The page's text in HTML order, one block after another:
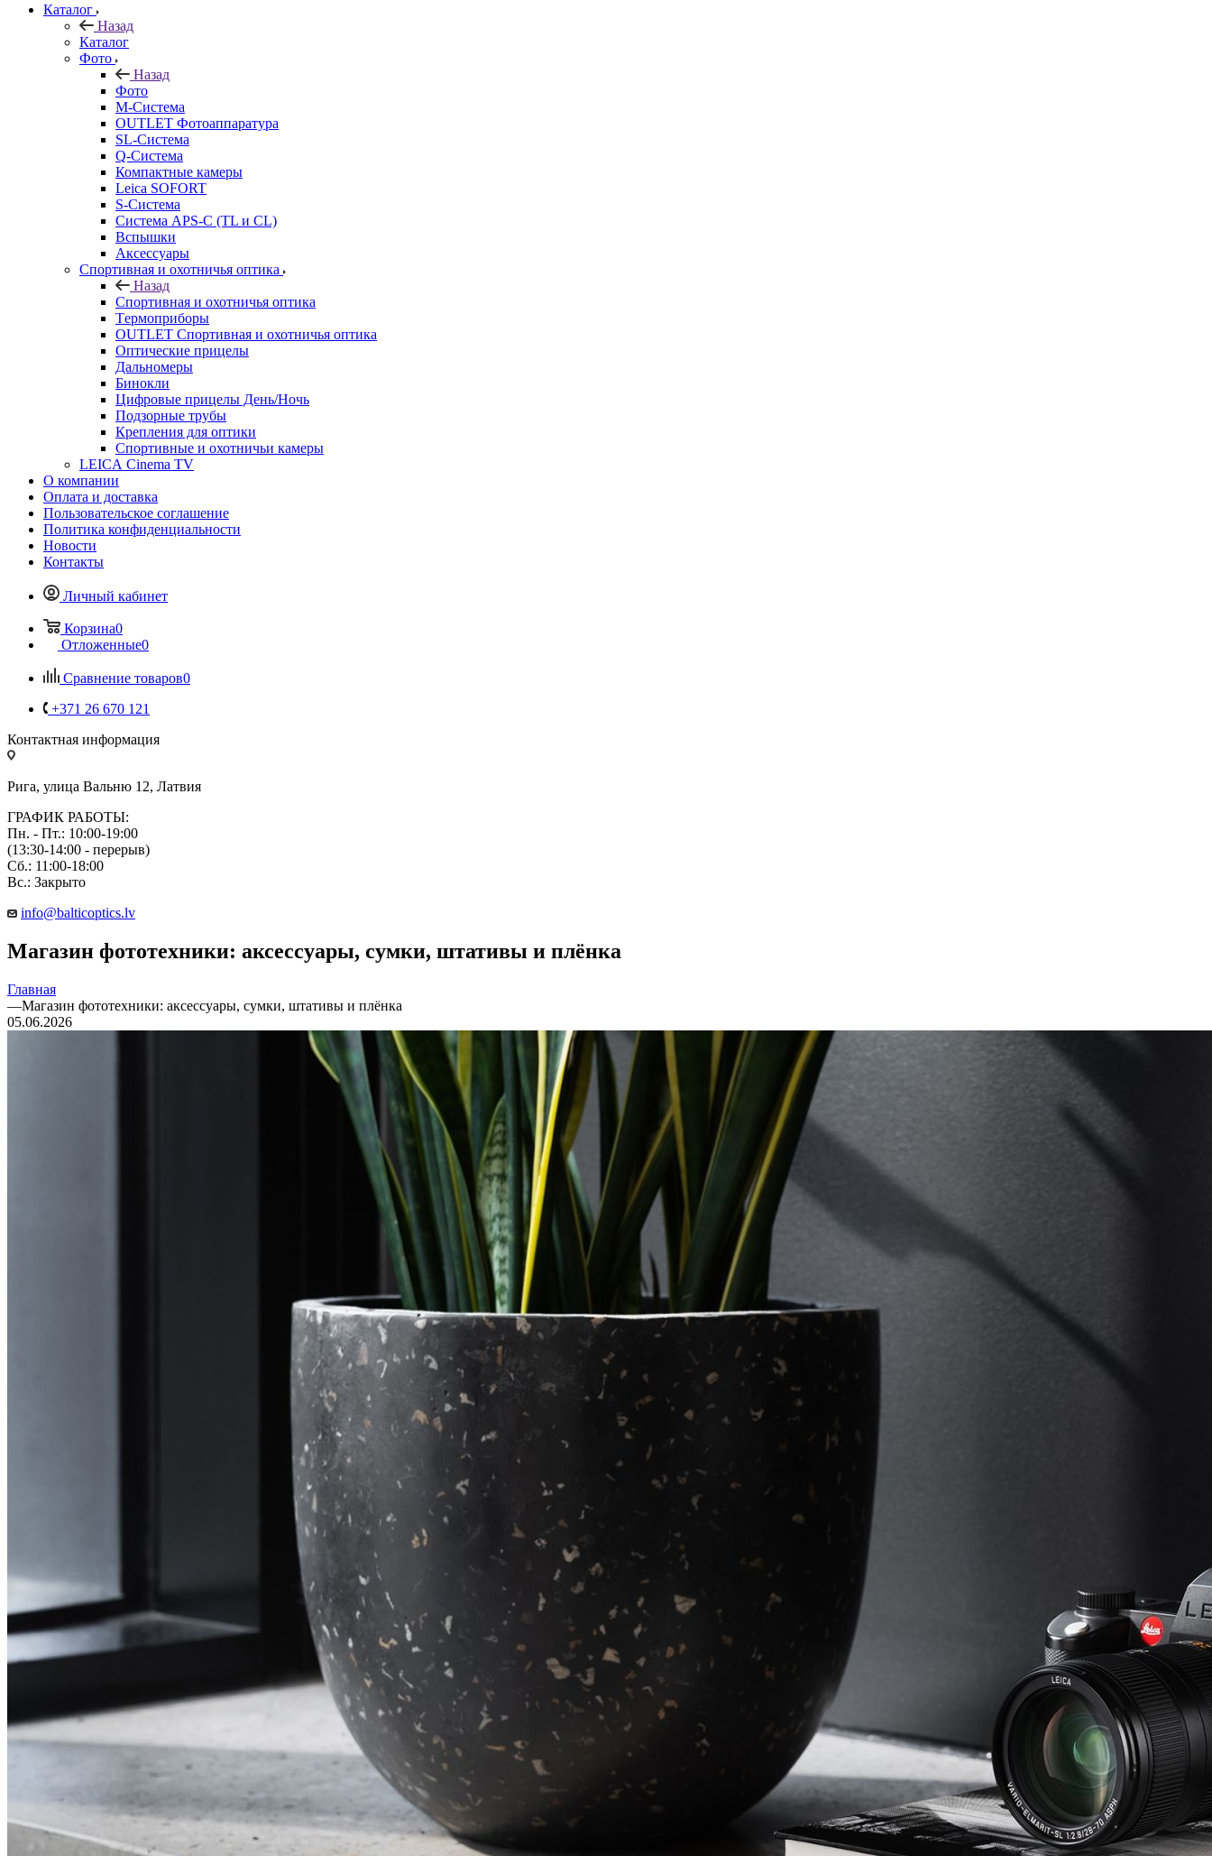
Каталог
Назад
Каталог
Фото
Назад
Фото
M-Система
OUTLET Фотоаппаратура
SL-Система
Q-Cистема
Компактные камеры
Leica SOFORT
S-Система
Система APS-C (TL и CL)
Вспышки
Аксессуары
Спортивная и охотничья оптика
Назад
Спортивная и охотничья оптика
Tермоприборы
OUTLET Спортивная и охотничья оптика
Оптические прицелы
Дальномеры
Бинокли
Цифровые прицелы День/Ночь
Подзорные трубы
Крепления для оптики
Спортивные и охотничьи камеры
LEICA Cinema TV
О компании
Оплата и доставка
Пользовательское соглашение
Политика конфиденциальности
Новости
Контакты
Личный кабинет
Корзина0
Отложенные0
Сравнение товаров0
+371 26 670 121
Контактная информация
Рига, улица Вальню 12, Латвия
ГРАФИК РАБОТЫ:
Пн. - Пт.: 10:00-19:00
(13:30-14:00 - перерыв)
Сб.: 11:00-18:00
Вс.: Закрыто
info@balticoptics.lv
Магазин фототехники: аксессуары, сумки, штативы и плёнка
Главная
—Магазин фототехники: аксессуары, сумки, штативы и плёнка
05.06.2026